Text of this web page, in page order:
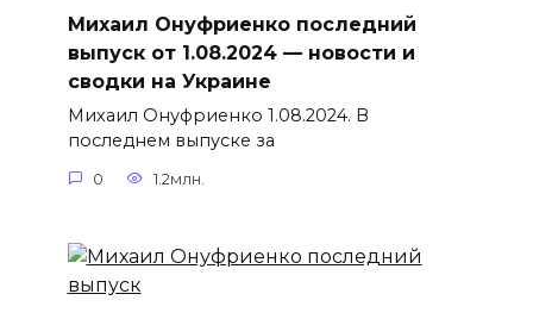
Михаил Онуфриенко последний
выпуск от 1.08.2024 — новости и
сводки на Украине
Михаил Онуфриенко 1.08.2024. В
последнем выпуске за
0 1.2млн.